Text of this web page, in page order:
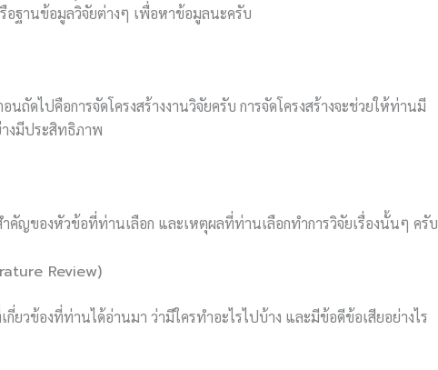
อฐานข้อมูลวิจัยต่างๆ เพื่อหาข้อมูลนะครับ
ดไปคือการจัดโครงสร้างงานวิจัยครับ การจัดโครงสร้างจะช่วยให้ท่านมี
งมีประสิทธิภาพ
คัญของหัวข้อที่ท่านเลือก และเหตุผลที่ท่านเลือกทำการวิจัยเรื่องนั้นๆ ครับ
Review)
ยวข้องที่ท่านได้อ่านมา ว่ามีใครทำอะไรไปบ้าง และมีข้อดีข้อเสียอย่างไร